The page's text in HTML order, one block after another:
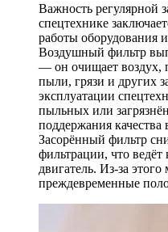
Важность регулярной
спецтехнике
работы оборудования
Воздушный фильтр
— он очищает воздух,
пыли, грязи и других
эксплуатации
пыльных или
поддержания
Засорённый фильтр
фильтрации, что
двигатель. Из-за
преждевременные